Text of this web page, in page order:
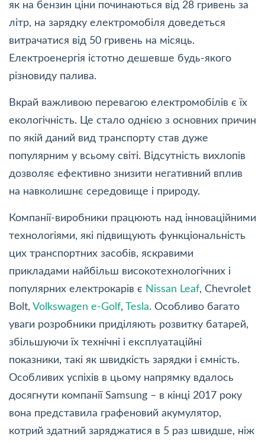
як на бензин ціни починаються від 28 гривень за
літр, на зарядку електромобіля доведеться
витрачатися від 50 гривень на місяць.
Електроенергія істотно дешевше будь-якого
різновиду палива.
Вкрай важливою перевагою електромобілів є їх
екологічність. Це стало однією з основних причин
по якій даний вид транспорту став дуже
популярним у всьому світі. Відсутність вихлопів
дозволяє ефективно знизити негативний вплив
на навколишнє середовище і природу.
Компанії-виробники працюють над інноваційними
технологіями, які підвищують функціональність
цих транспортних засобів, яскравими
прикладами найбільш високотехнологічних і
популярних електрокарів є Nissan Leaf, Chevrolet
Bolt, Volkswagen e-Golf, Tesla. Особливо багато
уваги розробники приділяють розвитку батарей,
збільшуючи їх технічні і експлуатаційні
показники, такі як швидкість зарядки і ємність.
Особливих успіхів в цьому напрямку вдалось
досягнути компанії Samsung – в кінці 2017 року
вона представила графеновий акумулятор,
котрий здатний заряджатися в 5 раз швидше, ніж